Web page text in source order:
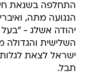
התחלפה בשנאת
הנגועה מתה,
יהודה אשלג -
השלישית והגדולה
ישראל לצאת
תבל.